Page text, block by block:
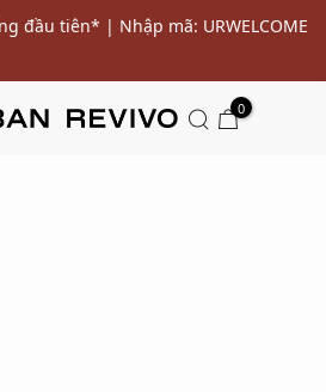
đầu tiên* | Nhập mã: URWELCOME
0